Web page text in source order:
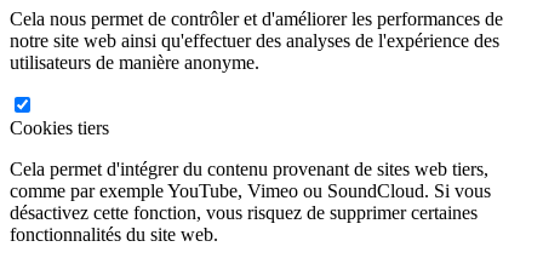
Cela nous permet de contrôler et d'améliorer les performances de
notre site web ainsi qu'effectuer des analyses de l'expérience des
utilisateurs de manière anonyme.
Cookies tiers
Cela permet d'intégrer du contenu provenant de sites web tiers,
comme par exemple YouTube, Vimeo ou SoundCloud. Si vous
désactivez cette fonction, vous risquez de supprimer certaines
fonctionnalités du site web.